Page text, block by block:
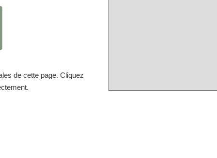
de cette page. Cliquez